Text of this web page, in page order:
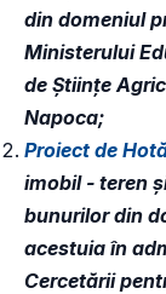
din domeniul
Ministerului
de Științe
Napoca;
Proiect de
imobil - teren
bunurilor din
acestuia în
Cercetării